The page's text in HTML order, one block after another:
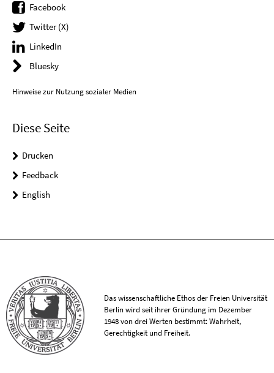
Facebook
Twitter (X)
LinkedIn
Bluesky
Hinweise zur Nutzung sozialer Medien
Diese Seite
Drucken
Feedback
English
Das wissenschaftliche Ethos der Freien Universität
Berlin wird seit ihrer Gründung im Dezember
1948 von drei Werten bestimmt: Wahrheit,
Gerechtigkeit und Freiheit.